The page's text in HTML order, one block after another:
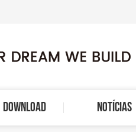
DOWNLOAD NOTÍCIAS